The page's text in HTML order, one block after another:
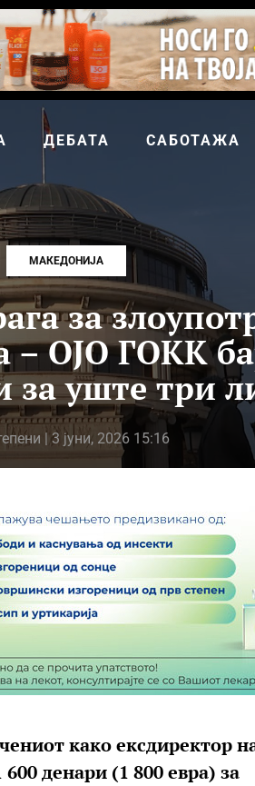
ДЕБАТА САБОТАЖА
МАКЕДОНИЈА
за
– ОЈО ГОКК
за уште три
| 3 јуни, 2026 15:16
како ексдиректор
денари (1 800 евра) за